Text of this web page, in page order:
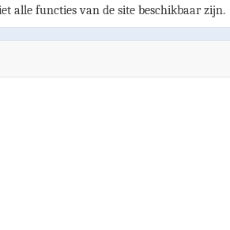
alle functies van de site beschikbaar zijn.